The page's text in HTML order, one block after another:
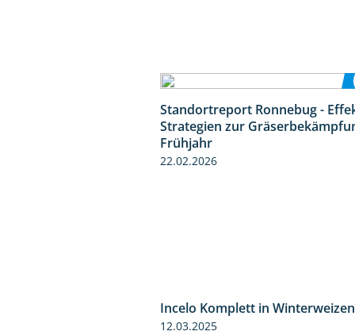
Standortreport Ronnebug -
Strategien zur
Frühjahr
22.02.2026
Incelo Komplett in Winterweizen
12.03.2025